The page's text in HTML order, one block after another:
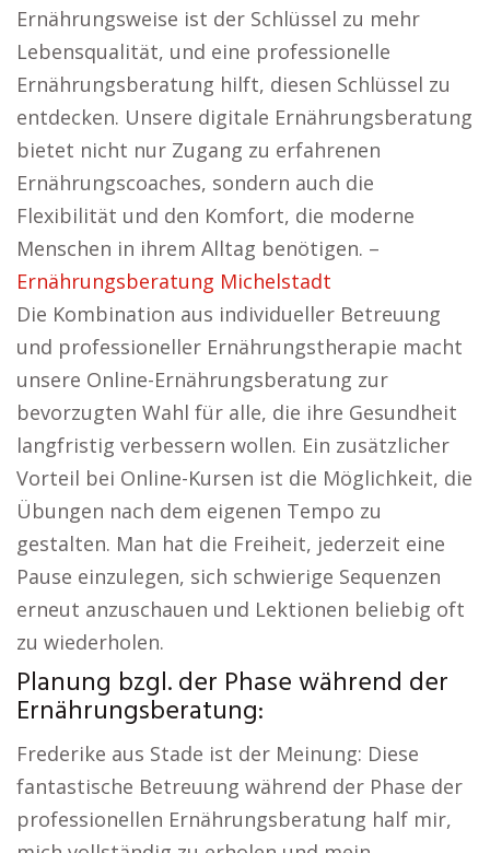
Ernährungsweise ist der Schlüssel zu mehr
Lebensqualität, und eine professionelle
Ernährungsberatung hilft, diesen Schlüssel zu
entdecken. Unsere digitale Ernährungsberatung
bietet nicht nur Zugang zu erfahrenen
Ernährungscoaches, sondern auch die
Flexibilität und den Komfort, die moderne
Menschen in ihrem Alltag benötigen. –
Ernährungsberatung Michelstadt
Die Kombination aus individueller Betreuung
und professioneller Ernährungstherapie macht
unsere Online-Ernährungsberatung zur
bevorzugten Wahl für alle, die ihre Gesundheit
langfristig verbessern wollen. Ein zusätzlicher
Vorteil bei Online-Kursen ist die Möglichkeit, die
Übungen nach dem eigenen Tempo zu
gestalten. Man hat die Freiheit, jederzeit eine
Pause einzulegen, sich schwierige Sequenzen
erneut anzuschauen und Lektionen beliebig oft
zu wiederholen.
Planung bzgl. der Phase während der
Ernährungsberatung:
Frederike aus Stade ist der Meinung: Diese
fantastische Betreuung während der Phase der
professionellen Ernährungsberatung half mir,